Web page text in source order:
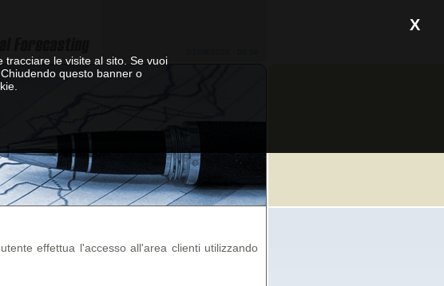
X
tracciare le visite al sito. Se vuoi
. Chiudendo questo banner o
effettua l'accesso all'area clienti utilizzando